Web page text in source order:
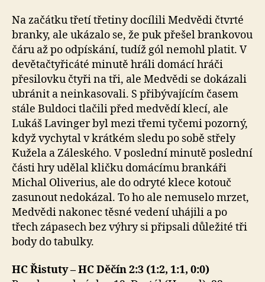
Na začátku třetí třetiny docílili Medvědi čtvrté
branky, ale ukázalo se, že puk přešel brankovou
čáru až po odpískání, tudíž gól nemohl platit. V
devětačtyřicáté minutě hráli domácí hráči
přesilovku čtyři na tři, ale Medvědi se dokázali
ubránit a neinkasovali. S přibývajícím časem
stále Buldoci tlačili před medvědí klecí, ale
Lukáš Lavinger byl mezi třemi tyčemi pozorný,
když vychytal v krátkém sledu po sobě střely
Kužela a Záleského. V poslední minutě poslední
části hry udělal kličku domácímu brankáři
Michal Oliverius, ale do odryté klece kotouč
zasunout nedokázal. To ho ale nemuselo mrzet,
Medvědi nakonec těsné vedení uhájili a po
třech zápasech bez výhry si připsali důležité tři
body do tabulky.
HC Řistuty – HC Děčín 2:3 (1:2, 1:1, 0:0)